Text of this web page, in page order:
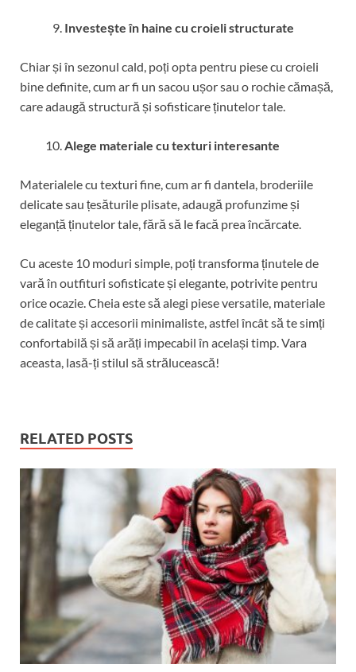
Investește în haine cu croieli structurate
Chiar și în sezonul cald, poți opta pentru piese cu croieli
bine definite, cum ar fi un sacou ușor sau o rochie cămașă,
care adaugă structură și sofisticare ținutelor tale.
Alege materiale cu texturi interesante
Materialele cu texturi fine, cum ar fi dantela, broderiile
delicate sau țesăturile plisate, adaugă profunzime și
eleganță ținutelor tale, fără să le facă prea încărcate.
Cu aceste 10 moduri simple, poți transforma ținutele de
vară în outfituri sofisticate și elegante, potrivite pentru
orice ocazie. Cheia este să alegi piese versatile, materiale
de calitate și accesorii minimaliste, astfel încât să te simți
confortabilă și să arăți impecabil în același timp. Vara
aceasta, lasă-ți stilul să strălucească!
RELATED POSTS